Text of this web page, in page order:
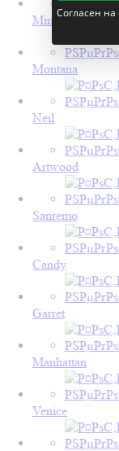
Minori
Montana
Neil
Artwood
Sanremo
Candy
Garret
Manhattan
Venice
Согласен